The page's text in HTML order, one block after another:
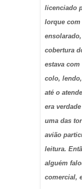
licenciado
Iorque com
cobertura
estava
colo,
até o
era
uma das
avião
leitura.
alguém
comercial,